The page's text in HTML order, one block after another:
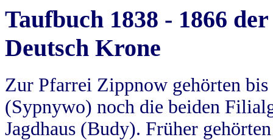
Taufbuch 1838 - 1866
Deutsch Krone
Zur Pfarrei Zippnow gehörten
(Sypnywo) noch die beiden
Jagdhaus (Budy). Früher